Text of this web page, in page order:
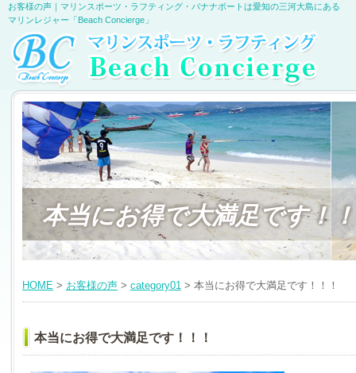
お客様の声｜マリンスポーツ・ラフティング・バナナボートは愛知の三河大島にある
マリンレジャー「Beach Concierge」
本当にお得で大満足です！
HOME > お客様の声 > category01 > 本当にお得で大満足です！！！
本当にお得で大満足です！！！